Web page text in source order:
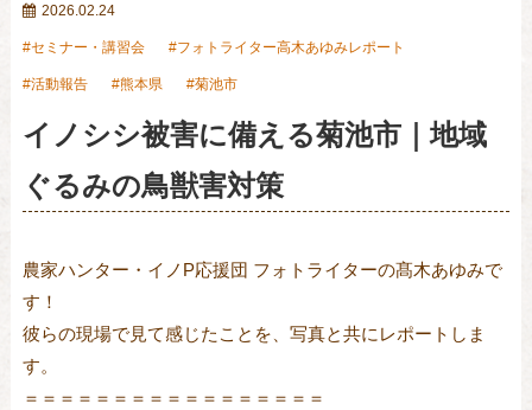
2026.02.24
セミナー・講習会 フォトライター高木あゆみレポート
活動報告 熊本県 菊池市
イノシシ被害に備える菊池市｜地域
ぐるみの鳥獣害対策
農家ハンター・イノP応援団 フォトライターの髙木あゆみで
す！
彼らの現場で見て感じたことを、写真と共にレポートしま
す。
＝＝＝＝＝＝＝＝＝＝＝＝＝＝＝＝＝